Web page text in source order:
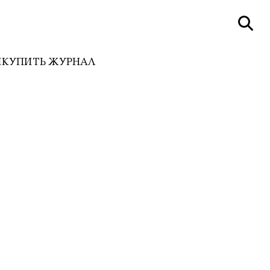
КУПИТЬ ЖУРНАЛ